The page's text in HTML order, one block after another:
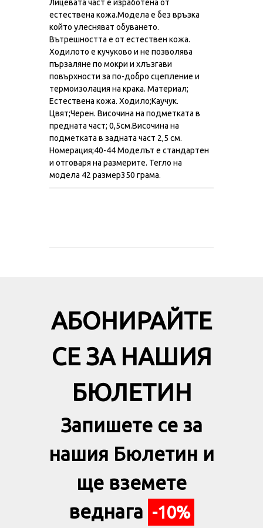
Лицевата част е изработена от
естествена кожа.Модела е без връзка
който улесняват обуването.
Вътрешността е от естествен кожа.
Ходилото е кучуково и не позволява
пързаляне по мокри и хлъзгави
повърхности за по-добро сцепление и
термоизолация на крака. Материал;
Естествена кожа. Ходило;Каучук.
Цвят;Черен. Височина на подметката в
предната част; 0,5см.Височина на
подметката в задната част 2,5 см.
Номерация;40-44 Моделът е стандартен
и отговаря на размерите. Тегло на
модела 42 размер350 грама.
АБОНИРАЙТЕ
СЕ ЗА НАШИЯ
БЮЛЕТИН
Запишете се за
нашия Бюлетин и
ще вземете
веднага -10%